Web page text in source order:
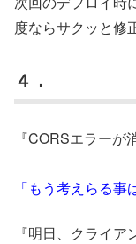
度ならサクッと修
４．
『CORSエラーが
「もう考えらる
『明日、クライ